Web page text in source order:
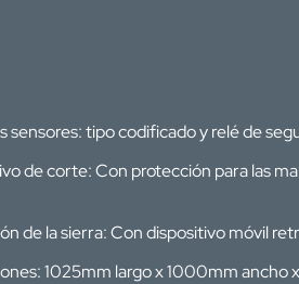
sensores: tipo codificado y relé de
de corte: Con protección para las
de la sierra: Con dispositivo móvil
1025mm largo x 1000mm ancho